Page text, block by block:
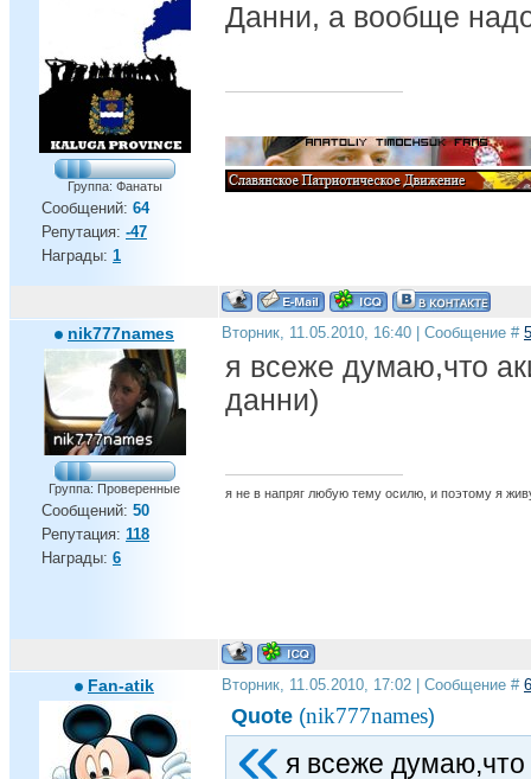
Группа: Фанаты
Сообщений: 64
Репутация: -47
Награды: 1
Данни, а вообще
nik777names
Группа: Проверенные
Сообщений: 50
Репутация: 118
Награды: 6
Вторник, 11.05.2010, 16:40 | Сообщение # 5
я всеже думаю,что
данни)
я не в напряг любую тему осилю, и поэтому я
Fan-atik Вторник, 11.05.2010, 17:02 | Сообщение # 6
Quote (nik777names)
я всеже думаю,что